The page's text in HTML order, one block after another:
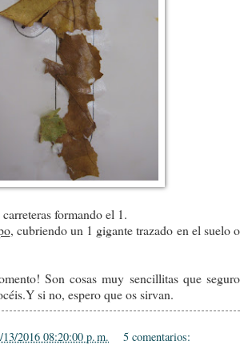
carreteras formando el 1.
, cubriendo un 1 gigante trazado en el suelo o
Son cosas muy sencillitas que seguro
si no, espero que os sirvan.
13/2016 08:20:00 p. m. 5 comentarios: